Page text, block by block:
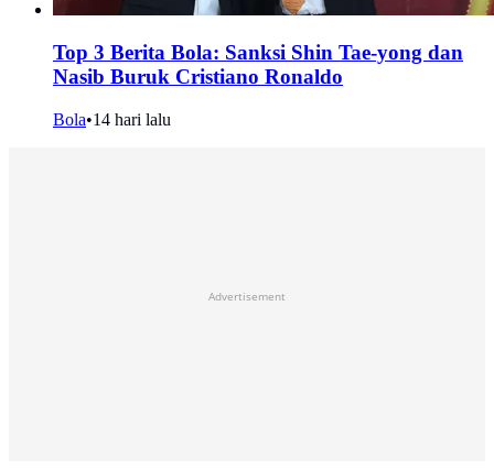
Top 3 Berita Bola: Sanksi Shin Tae-yong dan
Nasib Buruk Cristiano Ronaldo
Bola•14 hari lalu
Advertisement